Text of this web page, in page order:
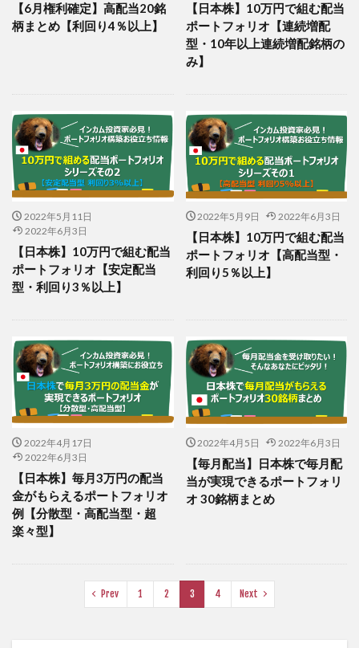
【6月権利確定】高配当20銘
柄まとめ【利回り4％以上】
【日本株】10万円で組む配当
ポートフォリオ【連続増配
型・10年以上連続増配銘柄の
み】
2022年5月11日
2022年6月3日
【日本株】10万円で組む配当
ポートフォリオ【安定配当
型・利回り3％以上】
2022年5月9日 2022年6月3日
【日本株】10万円で組む配当
ポートフォリオ【高配当型・
利回り5％以上】
2022年4月17日
2022年6月3日
【日本株】毎月3万円の配当
金がもらえるポートフォリオ
例【分散型・高配当型・超
楽々型】
2022年4月5日 2022年6月3日
【毎月配当】日本株で毎月配
当が実現できるポートフォリ
オ 30銘柄まとめ
Prev 1 2 3 4 Next